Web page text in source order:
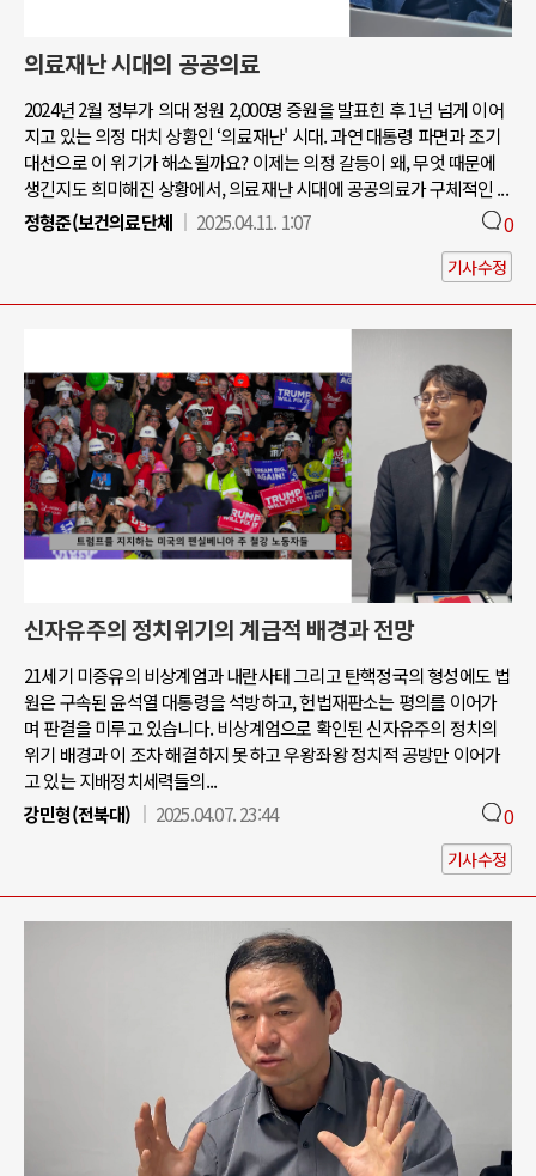
의료재난 시대의 공공의료
2024년 2월 정부가 의대 정원 2,000명 증원을 발표힌 후 1년 넘게 이어
지고 있는 의정 대치 상황인 ‘의료재난' 시대. 과연 대통령 파면과 조기
대선으로 이 위기가 해소될까요? 이제는 의정 갈등이 왜, 무엇 때문에
생긴지도 희미해진 상황에서, 의료재난 시대에 공공의료가 구체적인 ...
정형준(보건의료단체
2025.04.11. 1:07 0
기사수정
신자유주의 정치위기의 계급적 배경과 전망
21세기 미증유의 비상계엄과 내란사태 그리고 탄핵정국의 형성에도 법
원은 구속된 윤석열 대통령을 석방하고, 헌법재판소는 평의를 이어가
며 판결을 미루고 있습니다. 비상계엄으로 확인된 신자유주의 정치의
위기 배경과 이 조차 해결하지 못하고 우왕좌왕 정치적 공방만 이어가
고 있는 지배정치세력들의...
강민형(전북대)
2025.04.07. 23:44 0
기사수정